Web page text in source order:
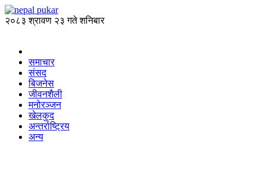
२०८३ श्रावण २३ गते शनिबार
समाचार
संसद
बिजनेस
जीवनशैली
मनोरञ्जन
खेलकुद
अन्तर्राष्ट्रिय
अन्य